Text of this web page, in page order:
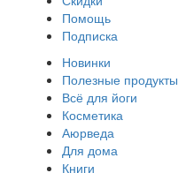
Помощь
Подписка
Новинки
Полезные продукты
Всё для йоги
Косметика
Аюрведа
Для дома
Книги